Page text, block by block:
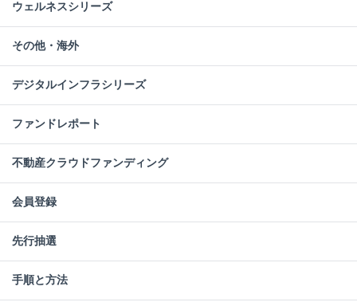
ウェルネスシリーズ
その他・海外
デジタルインフラシリーズ
ファンドレポート
不動産クラウドファンディング
会員登録
先行抽選
手順と方法